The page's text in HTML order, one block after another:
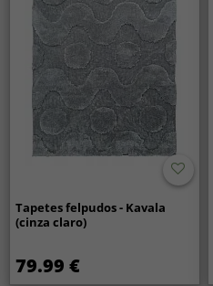
Tapetes felpudos - Kavala
(cinza claro)
79.99 €